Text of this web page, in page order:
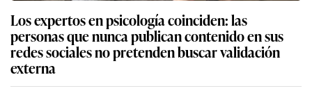
Los expertos en psicología coinciden: las
personas que nunca publican contenido en sus
redes sociales no pretenden buscar validación
externa